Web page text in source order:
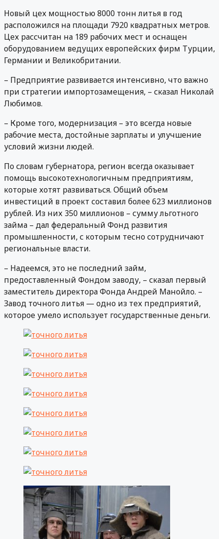
Новый цех мощностью 8000 тонн литья в год
расположился на площади 7920 квадратных метров.
Цех рассчитан на 189 рабочих мест и оснащен
оборудованием ведущих европейских фирм Турции,
Германии и Великобритании.
– Предприятие развивается интенсивно, что важно
при стратегии импортозамещения, – сказал Николай
Любимов.
– Кроме того, модернизация – это всегда новые
рабочие места, достойные зарплаты и улучшение
условий жизни людей.
По словам губернатора, регион всегда оказывает
помощь высокотехнологичным предприятиям,
которые хотят развиваться. Общий объем
инвестиций в проект составил более 623 миллионов
рублей. Из них 350 миллионов – сумму льготного
займа – дал федеральный Фонд развития
промышленности, с которым тесно сотрудничают
региональные власти.
– Надеемся, это не последний займ,
предоставленный Фондом заводу, – сказал первый
заместитель директора Фонда Андрей Манойло. –
Завод точного литья — одно из тех предприятий,
которое умело использует государственные деньги.